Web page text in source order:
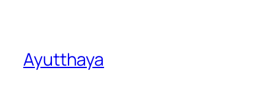
Ayutthaya